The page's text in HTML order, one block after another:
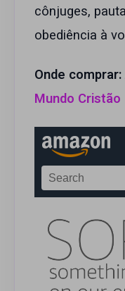
cônjuges,
obediência à
Onde comprar:
Mundo Cristão